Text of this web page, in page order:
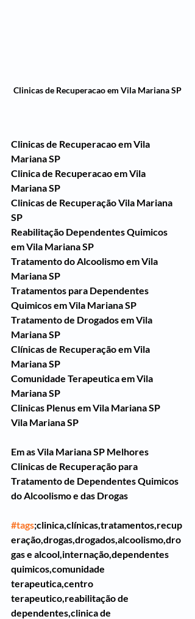
Clinicas de Recuperacao em Vila Mariana SP
Clinicas de Recuperacao em Vila
Mariana SP
Clinica de Recuperacao em Vila
Mariana SP
Clinicas de Recuperação Vila Mariana
SP
Reabilitação Dependentes Quimicos
em Vila Mariana SP
Tratamento do Alcoolismo em Vila
Mariana SP
Tratamentos para Dependentes
Quimicos em Vila Mariana SP
Tratamento de Drogados em Vila
Mariana SP
Clínicas de Recuperação em Vila
Mariana SP
Comunidade Terapeutica em Vila
Mariana SP
Clinicas Plenus em Vila Mariana SP
Vila Mariana SP
Em as Vila Mariana SP Melhores
Clinicas de Recuperação para
Tratamento de Dependentes Quimicos
do Alcoolismo e das Drogas
#tags;clinica,clínicas,tratamentos,recup
eração,drogas,drogados,alcoolismo,dro
gas e alcool,internação,dependentes
quimicos,comunidade
terapeutica,centro
terapeutico,reabilitação de
dependentes,clinica de